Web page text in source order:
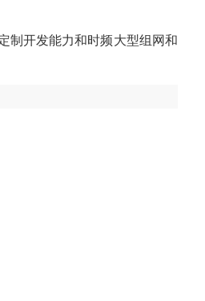
制开发能力和时频大型组网和